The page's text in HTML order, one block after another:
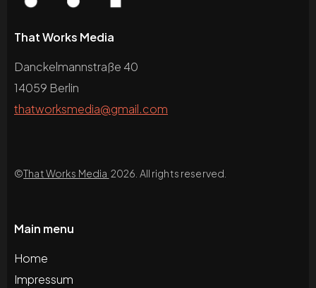
That Works Media
Danckelmannstraße 40
14059 Berlin
thatworksmedia@gmail.com
©That Works Media 2026. All rights reserved.
Main menu
Home
Impressum